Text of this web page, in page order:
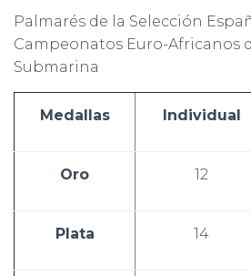
Palmarés de la Selección
Campeonatos Euro-Africanos
Submarina
Medallas Individual
Oro 12
Plata 14